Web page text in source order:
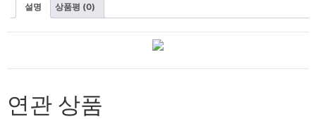
설명 상품평 (0)
연관 상품